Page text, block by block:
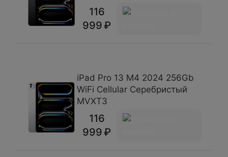
116
999
iPad Pro 13 М4 2024 256Gb
WiFi Cellular Серебристый
MVXT3
116
999